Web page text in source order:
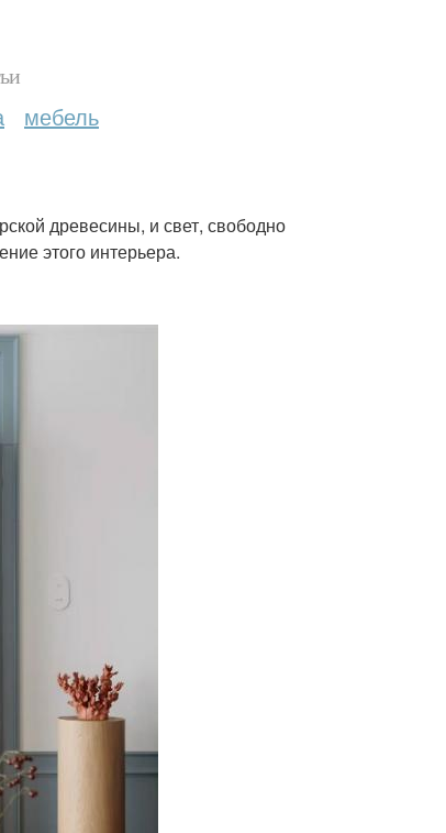
мебель
древесины, и свет, свободно
этого интерьера.